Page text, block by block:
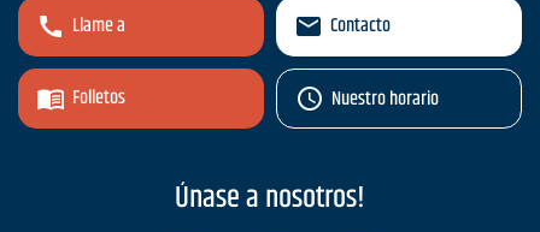
Llame a
Folletos
Contacto
Nuestro horario
Únase a nosotros!